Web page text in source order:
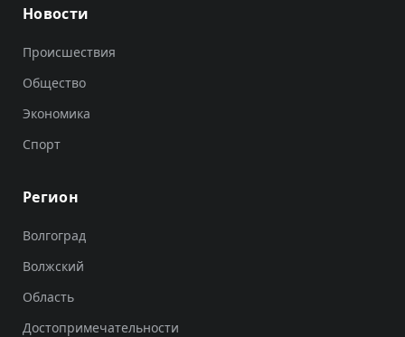
Новости
Происшествия
Общество
Экономика
Спорт
Регион
Волгоград
Волжский
Область
Достопримечательности